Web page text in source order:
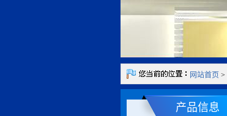
网站首页 >
产品信息